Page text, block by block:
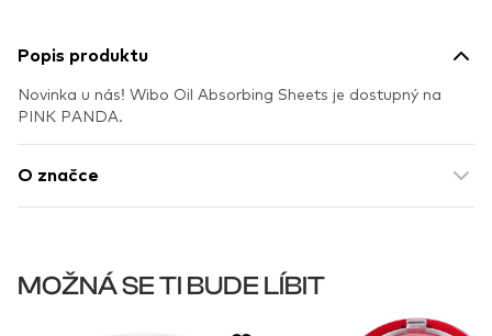
Popis produktu
Novinka u nás! Wibo Oil Absorbing Sheets je dostupný na
PINK PANDA.
O značce
MOŽNÁ SE TI BUDE LÍBIT